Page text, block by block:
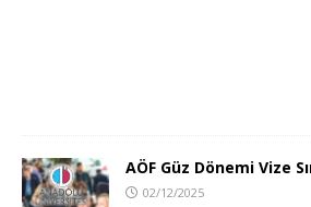
AÖF Güz Dönemi Vize
02/12/2025